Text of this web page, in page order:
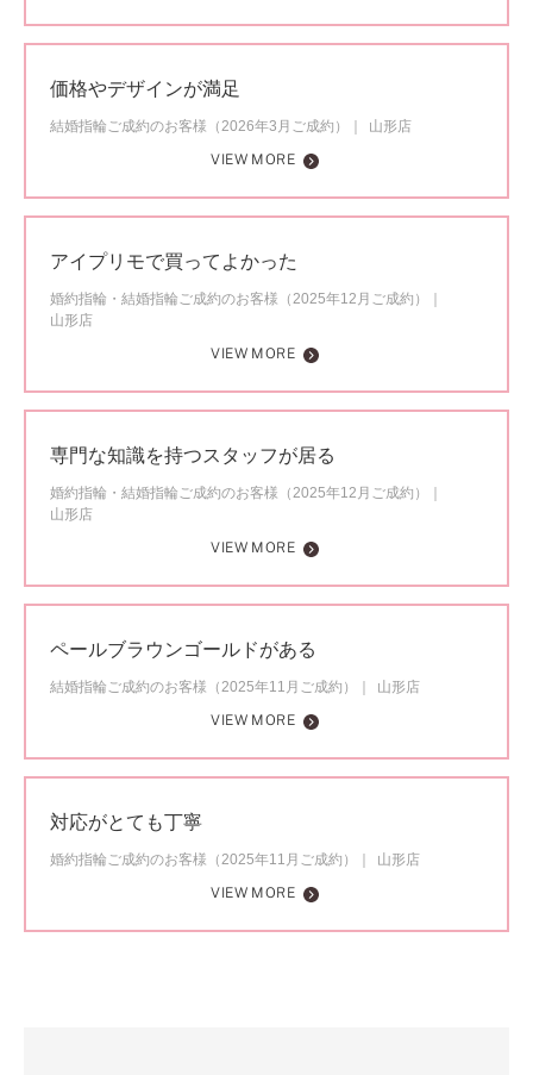
価格やデザインが満足
結婚指輪ご成約のお客様（2026年3月ご成約）
山形店
VIEW MORE
アイプリモで買ってよかった
婚約指輪・結婚指輪ご成約のお客様（2025年12月ご成約）
山形店
VIEW MORE
専門な知識を持つスタッフが居る
婚約指輪・結婚指輪ご成約のお客様（2025年12月ご成約）
山形店
VIEW MORE
ペールブラウンゴールドがある
結婚指輪ご成約のお客様（2025年11月ご成約）
山形店
VIEW MORE
対応がとても丁寧
婚約指輪ご成約のお客様（2025年11月ご成約）
山形店
VIEW MORE